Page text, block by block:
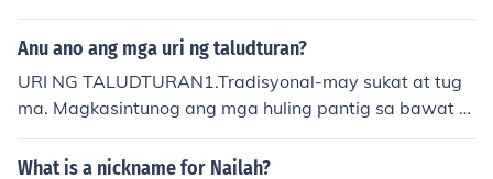
Anu ano ang mga uri ng taludturan?
URI NG TALUDTURAN1.Tradisyonal-may sukat at tug
ma. Magkasintunog ang mga huling pantig sa bawat t
aludtod at may tiyak na bilang ang mga pantig.2.Mala
yang Taludturan-walang sukat at walang tugma.3.Bla
What is a nickname for Nailah?